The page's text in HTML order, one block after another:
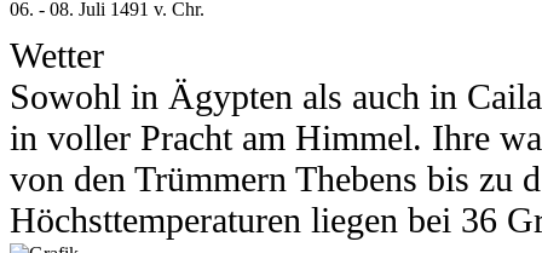
06. - 08. Juli 1491 v. Chr.
Wetter
Sowohl in Ägypten als auch in
in voller Pracht am Himmel. Ihre
von den Trümmern Thebens bis zu
Höchsttemperaturen liegen bei 36